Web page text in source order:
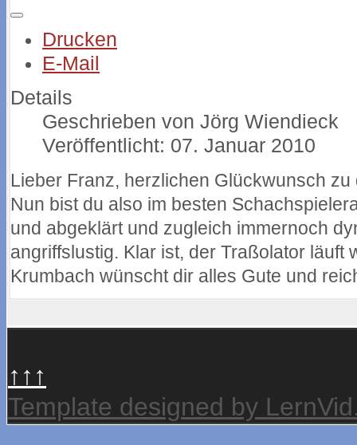
Drucken
E-Mail
Details
Geschrieben von Jörg Wiendieck
Veröffentlicht: 07. Januar 2010
Lieber Franz, herzlichen Glückwunsch
Nun bist du also im besten
und abgeklärt und zugleich immernoch
angriffslustig. Klar ist, der Traßolator läuft
Krumbach wünscht dir alles Gute und
↑↑↑
Template designed by